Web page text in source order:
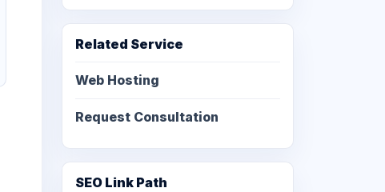
Related Service
Web Hosting
Request Consultation
SEO Link Path